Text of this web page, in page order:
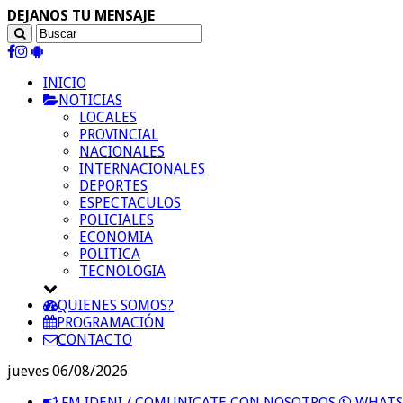
DEJANOS TU MENSAJE
INICIO
NOTICIAS
LOCALES
PROVINCIAL
NACIONALES
INTERNACIONALES
DEPORTES
ESPECTACULOS
POLICIALES
ECONOMIA
POLITICA
TECNOLOGIA
QUIENES SOMOS?
PROGRAMACIÓN
CONTACTO
jueves 06/08/2026